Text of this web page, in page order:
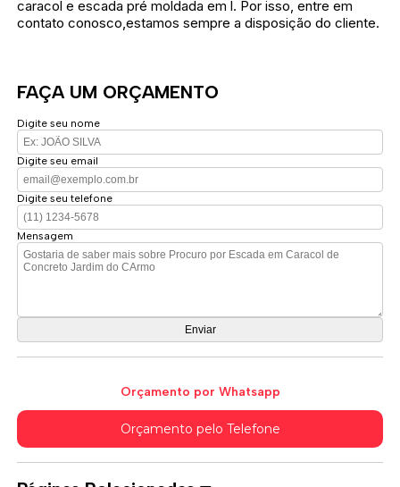
caracol e escada pré moldada em l. Por isso, entre em
contato conosco,estamos sempre a disposição do cliente.
FAÇA UM ORÇAMENTO
Digite seu nome
Digite seu email
Digite seu telefone
Mensagem
Orçamento por Whatsapp
Orçamento pelo Telefone